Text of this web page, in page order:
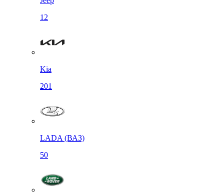
12
Kia
201
LADA (ВАЗ)
50